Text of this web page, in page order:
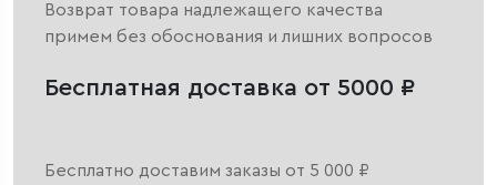
Возврат товара надлежащего качества
примем без обоснования и лишних вопросов
Бесплатная доставка от 5000 ₽
Бесплатно доставим заказы от 5 000 ₽